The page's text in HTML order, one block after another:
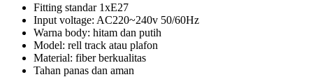
Fitting standar 1xE27
Input voltage: AC220~240v 50/60Hz
Warna body: hitam dan putih
Model: rell track atau plafon
Material: fiber berkualitas
Tahan panas dan aman